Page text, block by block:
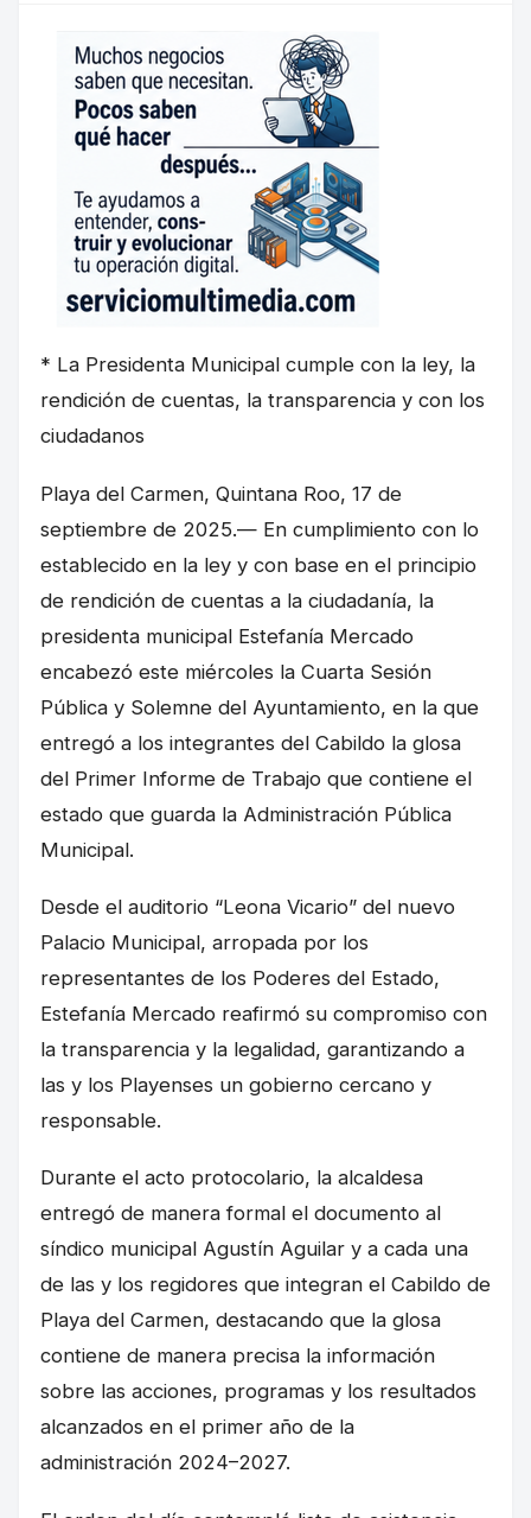
* La Presidenta Municipal cumple con la ley, la
rendición de cuentas, la transparencia y con los
ciudadanos
Playa del Carmen, Quintana Roo, 17 de
septiembre de 2025.— En cumplimiento con lo
establecido en la ley y con base en el principio
de rendición de cuentas a la ciudadanía, la
presidenta municipal Estefanía Mercado
encabezó este miércoles la Cuarta Sesión
Pública y Solemne del Ayuntamiento, en la que
entregó a los integrantes del Cabildo la glosa
del Primer Informe de Trabajo que contiene el
estado que guarda la Administración Pública
Municipal.
Desde el auditorio “Leona Vicario” del nuevo
Palacio Municipal, arropada por los
representantes de los Poderes del Estado,
Estefanía Mercado reafirmó su compromiso con
la transparencia y la legalidad, garantizando a
las y los Playenses un gobierno cercano y
responsable.
Durante el acto protocolario, la alcaldesa
entregó de manera formal el documento al
síndico municipal Agustín Aguilar y a cada una
de las y los regidores que integran el Cabildo de
Playa del Carmen, destacando que la glosa
contiene de manera precisa la información
sobre las acciones, programas y los resultados
alcanzados en el primer año de la
administración 2024–2027.